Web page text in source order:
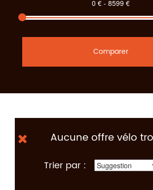
Comparer
Aucune offre vélo
Trier par :